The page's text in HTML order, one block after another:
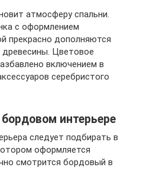
атмосферу спальни.
с оформлением
прекрасно дополняются
Цветовое
включением в
серебристого
интерьере
следует подбирать в
оформляется
смотрится бордовый в